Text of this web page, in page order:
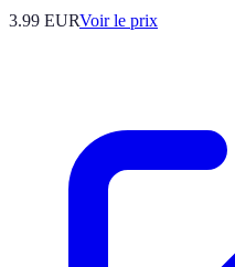
3.99 EURVoir le prix